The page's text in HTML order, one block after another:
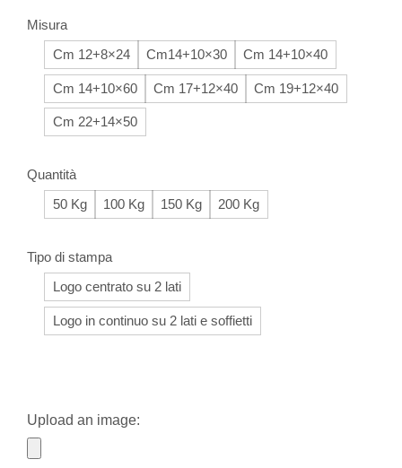
Misura
Cm 12+8×24 Cm14+10×30 Cm 14+10×40
Cm 14+10×60 Cm 17+12×40 Cm 19+12×40
Cm 22+14×50
Quantità
50 Kg 100 Kg 150 Kg 200 Kg
Tipo di stampa
Logo centrato su 2 lati
Logo in continuo su 2 lati e soffietti
Upload an image: